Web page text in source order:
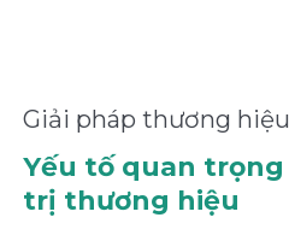
Giải pháp thương
Yếu tố quan
trị thương hiệu